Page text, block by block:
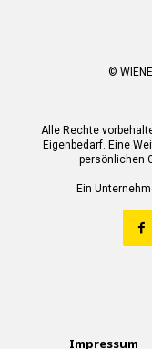
©
Alle Rechte
Eigenbedarf. Eine
persönlichen
Ein
Impressum